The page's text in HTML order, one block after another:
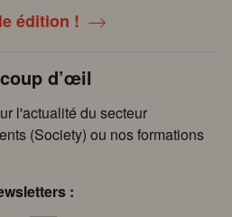
édition !
d’œil
l'actualité du secteur
(Society) ou nos formations
: